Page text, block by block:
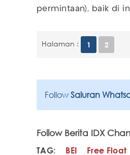
permintaan), baik di
Halaman : 1 2
Follow Saluran
Follow Berita IDX
TAG: BEI Free Float